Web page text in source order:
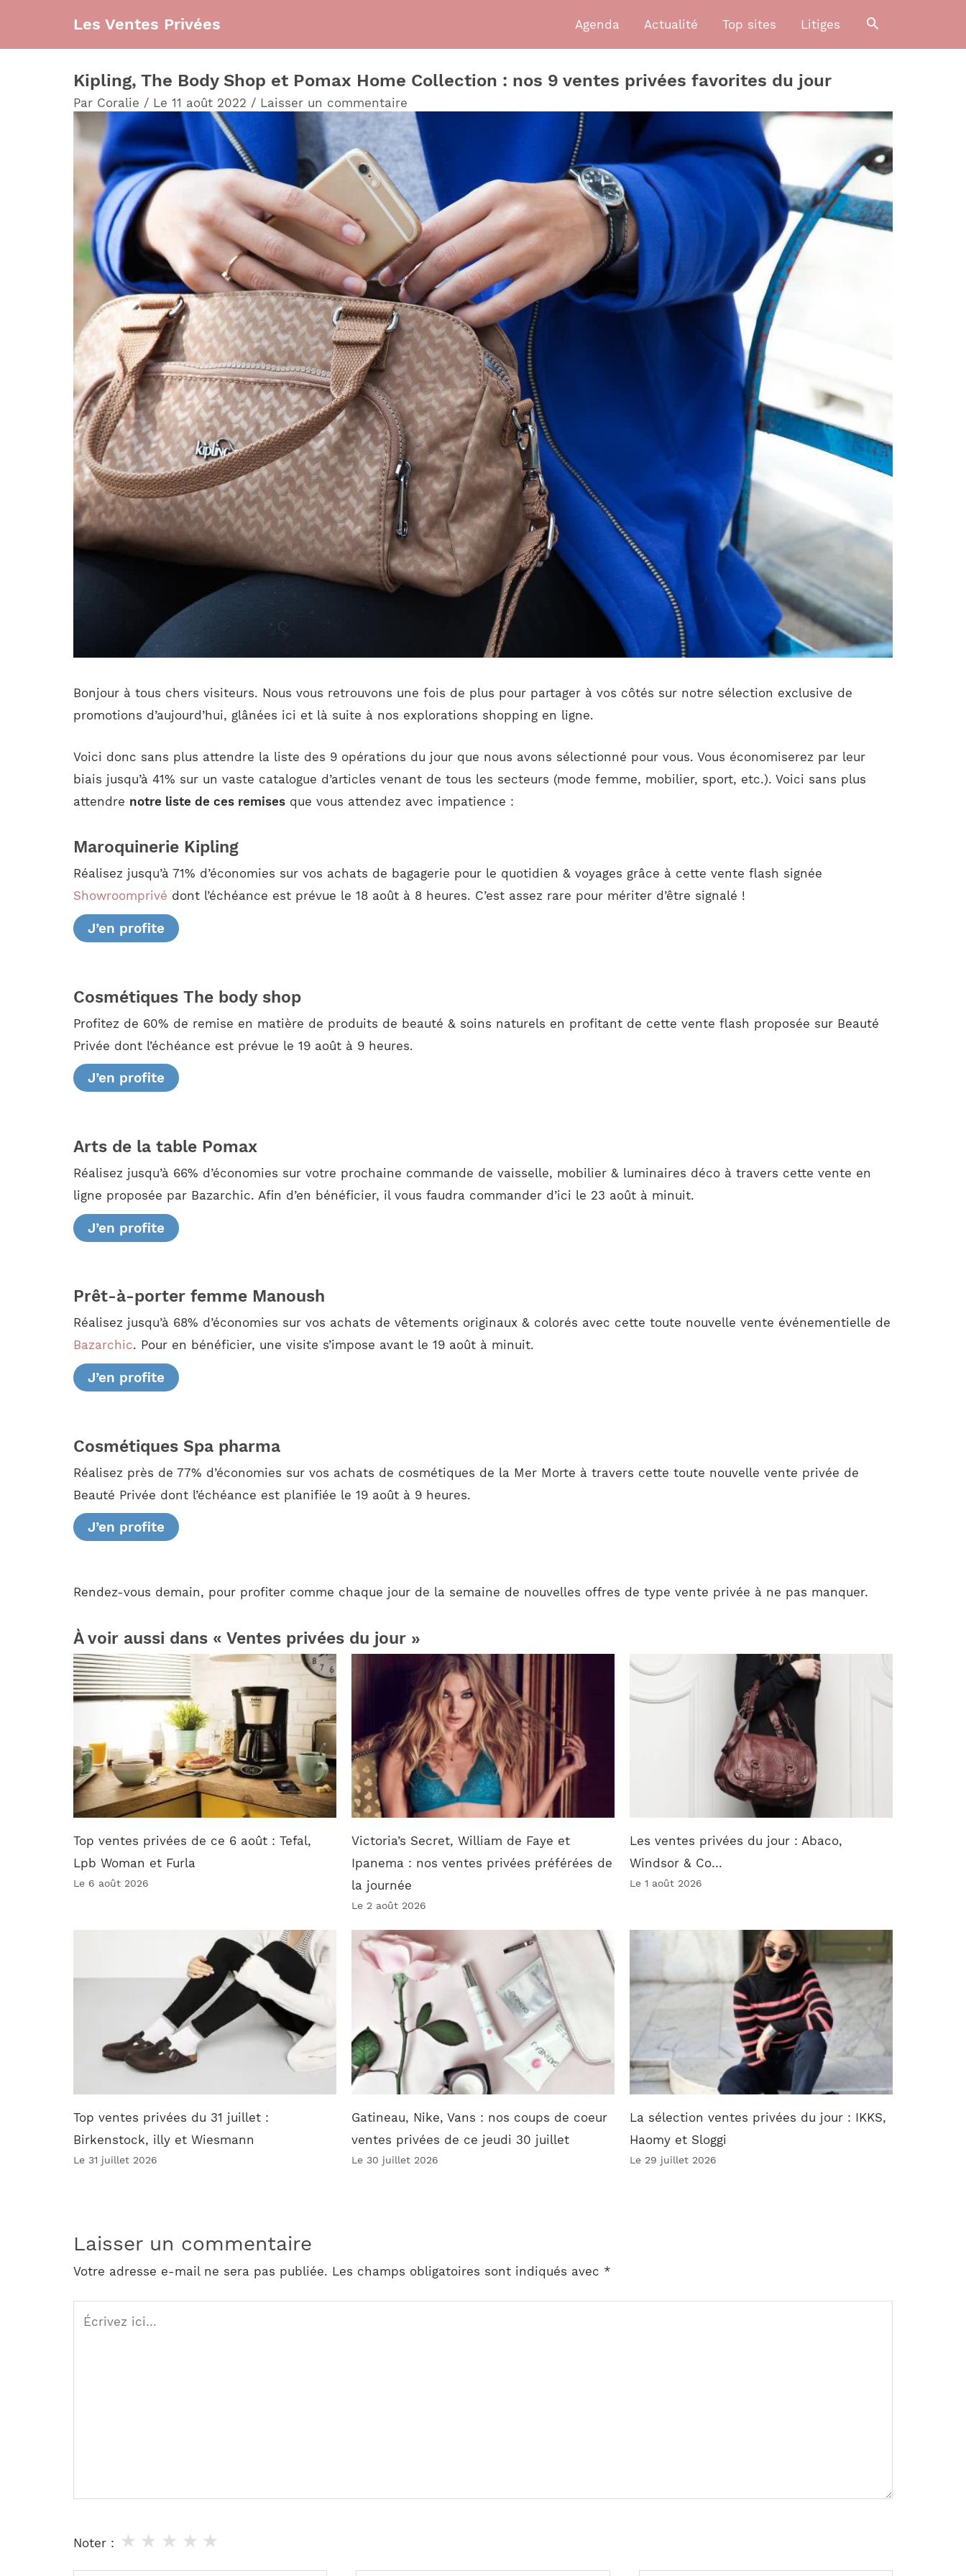
Les Ventes Privées Agenda Actualité Top sites Litiges
Kipling, The Body Shop et Pomax Home Collection : nos 9 ventes privées favorites du jour
Par Coralie / Le 11 août 2022 / Laisser un commentaire
Bonjour à tous chers visiteurs. Nous vous retrouvons une fois de plus pour partager à vos côtés sur notre sélection exclusive de
promotions d’aujourd’hui, glânées ici et là suite à nos explorations shopping en ligne.
Voici donc sans plus attendre la liste des 9 opérations du jour que nous avons sélectionné pour vous. Vous économiserez par leur
biais jusqu’à 41% sur un vaste catalogue d’articles venant de tous les secteurs (mode femme, mobilier, sport, etc.). Voici sans plus
attendre notre liste de ces remises que vous attendez avec impatience :
Maroquinerie Kipling
Réalisez jusqu’à 71% d’économies sur vos achats de bagagerie pour le quotidien & voyages grâce à cette vente flash signée
Showroomprivé dont l’échéance est prévue le 18 août à 8 heures. C’est assez rare pour mériter d’être signalé !
J’en profite
Cosmétiques The body shop
Profitez de 60% de remise en matière de produits de beauté & soins naturels en profitant de cette vente flash proposée sur Beauté
Privée dont l’échéance est prévue le 19 août à 9 heures.
J’en profite
Arts de la table Pomax
Réalisez jusqu’à 66% d’économies sur votre prochaine commande de vaisselle, mobilier & luminaires déco à travers cette vente en
ligne proposée par Bazarchic. Afin d’en bénéficier, il vous faudra commander d’ici le 23 août à minuit.
J’en profite
Prêt-à-porter femme Manoush
Réalisez jusqu’à 68% d’économies sur vos achats de vêtements originaux & colorés avec cette toute nouvelle vente événementielle de
Bazarchic. Pour en bénéficier, une visite s’impose avant le 19 août à minuit.
J’en profite
Cosmétiques Spa pharma
Réalisez près de 77% d’économies sur vos achats de cosmétiques de la Mer Morte à travers cette toute nouvelle vente privée de
Beauté Privée dont l’échéance est planifiée le 19 août à 9 heures.
J’en profite
Rendez-vous demain, pour profiter comme chaque jour de la semaine de nouvelles offres de type vente privée à ne pas manquer.
À voir aussi dans « Ventes privées du jour »
Top ventes privées de ce 6 août : Tefal,
Lpb Woman et Furla
Le 6 août 2026
Victoria’s Secret, William de Faye et
Ipanema : nos ventes privées préférées de
la journée
Le 2 août 2026
Les ventes privées du jour : Abaco,
Windsor & Co…
Le 1 août 2026
Top ventes privées du 31 juillet :
Birkenstock, illy et Wiesmann
Le 31 juillet 2026
Gatineau, Nike, Vans : nos coups de coeur
ventes privées de ce jeudi 30 juillet
Le 30 juillet 2026
La sélection ventes privées du jour : IKKS,
Haomy et Sloggi
Le 29 juillet 2026
Laisser un commentaire
Votre adresse e-mail ne sera pas publiée. Les champs obligatoires sont indiqués avec *
Écrivez
Noter : ★
★
★
★
★